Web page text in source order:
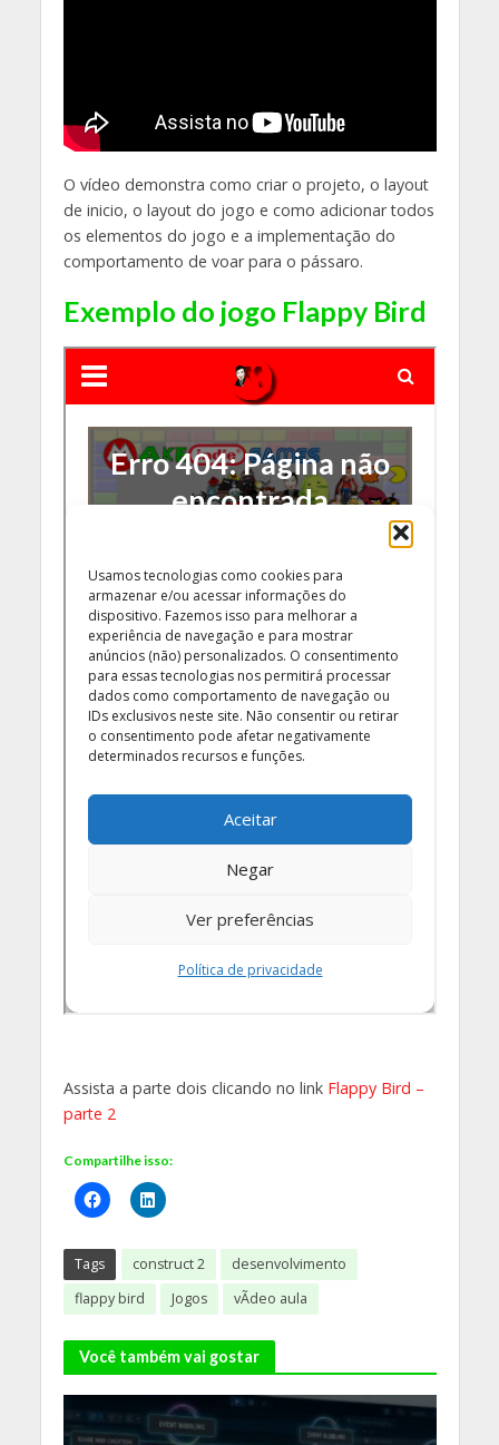
O vídeo demonstra como criar o projeto, o layout
de inicio, o layout do jogo e como adicionar todos
os elementos do jogo e a implementação do
comportamento de voar para o pássaro.
Exemplo do jogo Flappy Bird
Assista a parte dois clicando no link Flappy Bird –
parte 2
Compartilhe isso:
Tags construct 2
desenvolvimento
flappy bird
Jogos vÃ­deo aula
Você também vai gostar